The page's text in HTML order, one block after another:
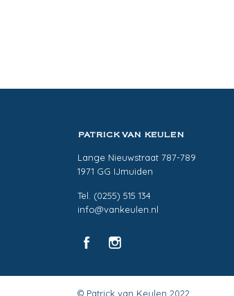
PATRICK VAN KEULEN
Lange Nieuwstraat 787-789
1971 GG IJmuiden
Tel. (0255) 515 134
info@vankeulen.nl
© Patrick van Keulen 2022